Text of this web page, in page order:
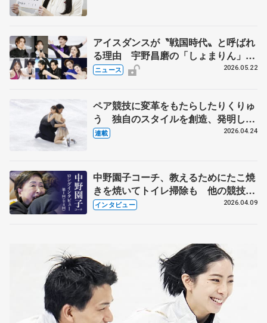
アイスダンスが〝戦国時代〟と呼ばれ
る理由 宇野昌磨の「しょまりん」ら
実力者が相次いで参戦 国内の競争激
ニュース 2026.05.22
ペア競技に変革をもたらしたりくりゅ
う 独自のスタイルを創造、発明した
【引退発表後②】
連載 2026.04.24
中野園子コーチ、教えるためにたこ焼
きを焼いてトイレ掃除も 他の競技に
も通用するという坂本花織の筋肉
インタビュー 2026.04.09